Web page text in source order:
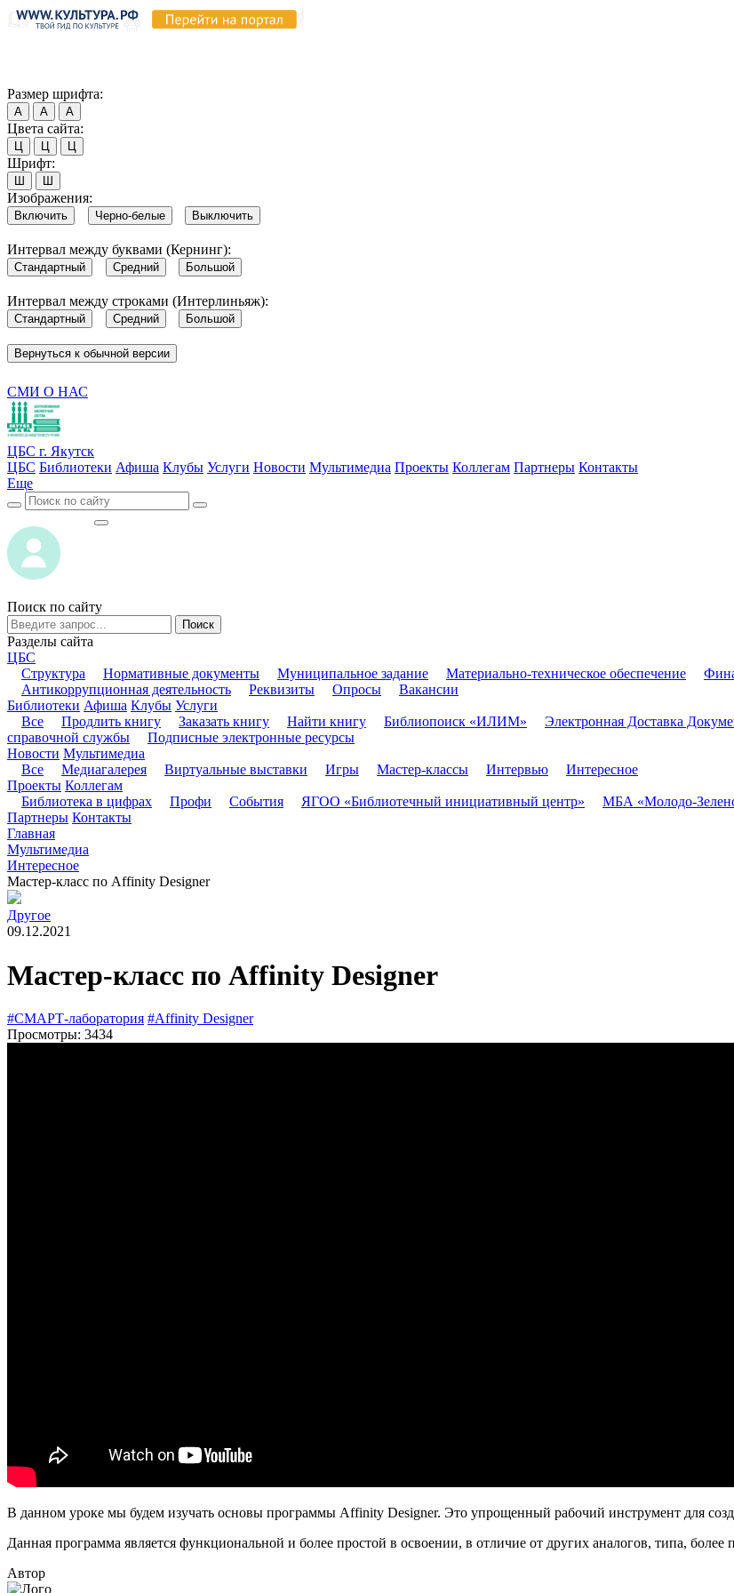
Размер шрифта:
А А А
Цвета сайта:
Ц Ц Ц
Шрифт:
Ш Ш
Изображения:
Включить Черно-белые Выключить
Интервал между буквами (Кернинг):
Стандартный Средний Большой
Интервал между строками (Интерлиньяж):
Стандартный Средний Большой
Вернуться к обычной версии
СМИ О НАС
ЦБС г. Якутск
ЦБС Библиотеки Афиша Клубы Услуги Новости Мультимедиа Проекты Коллегам Партнеры Контакты
Еще
Поиск по сайту
Поиск
Разделы сайта
ЦБС
Структура
Нормативные документы Муниципальное задание Материально-техническое обеспечение
Антикоррупционная деятельность
Реквизиты Опросы
Вакансии
Библиотеки Афиша Клубы Услуги
Все
Продлить книгу Заказать книгу Найти книгу Библиопоиск «ИЛИМ» Электронная Доставка
справочной службы
Подписные электронные ресурсы
Новости Мультимедиа
Все
Медиагалерея Виртуальные выставки Игры Мастер-классы Интервью
Интересное
Проекты Коллегам
Библиотека в цифрах
Профи События ЯГОО «Библиотечный инициативный центр» МБА «Молодо-
Партнеры Контакты
Главная
Мультимедиа
Интересное
Мастер-класс по Affinity Designer
Другое
09.12.2021
Мастер-класс по Affinity Designer
#СМАРТ-лаборатория #Affinity Designer
Просмотры: 3434
В данном уроке мы будем изучать основы программы Affinity Designer. Это упрощенный рабочий инструмент для
Данная программа является функциональной и более простой в освоении, в отличие от других аналогов, типа, более
Автор